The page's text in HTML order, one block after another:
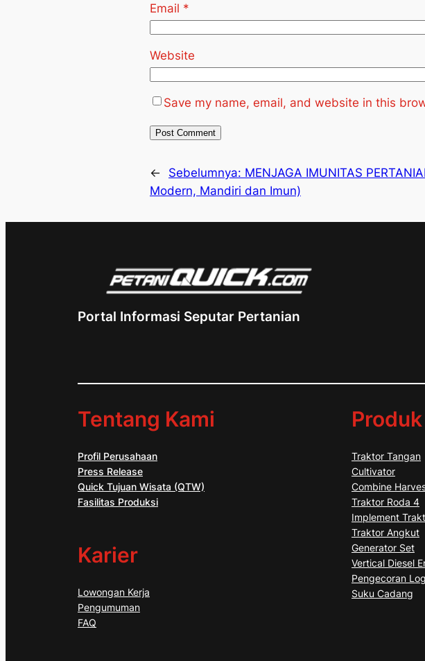
Email *
Website
Save my name, email, and website in this
← Sebelumnya: MENJAGA IMUNITAS
Modern, Mandiri dan Imun)
Portal Informasi Seputar Pertanian
Tentang Kami
Profil Perusahaan
Press Release
Quick Tujuan Wisata (QTW)
Fasilitas Produksi
Karier
Lowongan Kerja
Pengumuman
FAQ
Traktor Tangan
Cultivator
Combine
Traktor Roda 4
Implement
Traktor Angkut
Generator Set
Vertical Diesel
Pengecoran
Suku Cadang